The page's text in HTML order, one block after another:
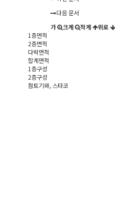
다음 문서
가
크게 작게 위로
1층면적
2층면적
다락면적
합계면적
1층구성
2층구성
점토기와, 스타코